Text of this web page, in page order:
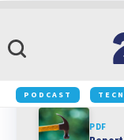
PODCAST
Baixe o
Preencha seus
PDF